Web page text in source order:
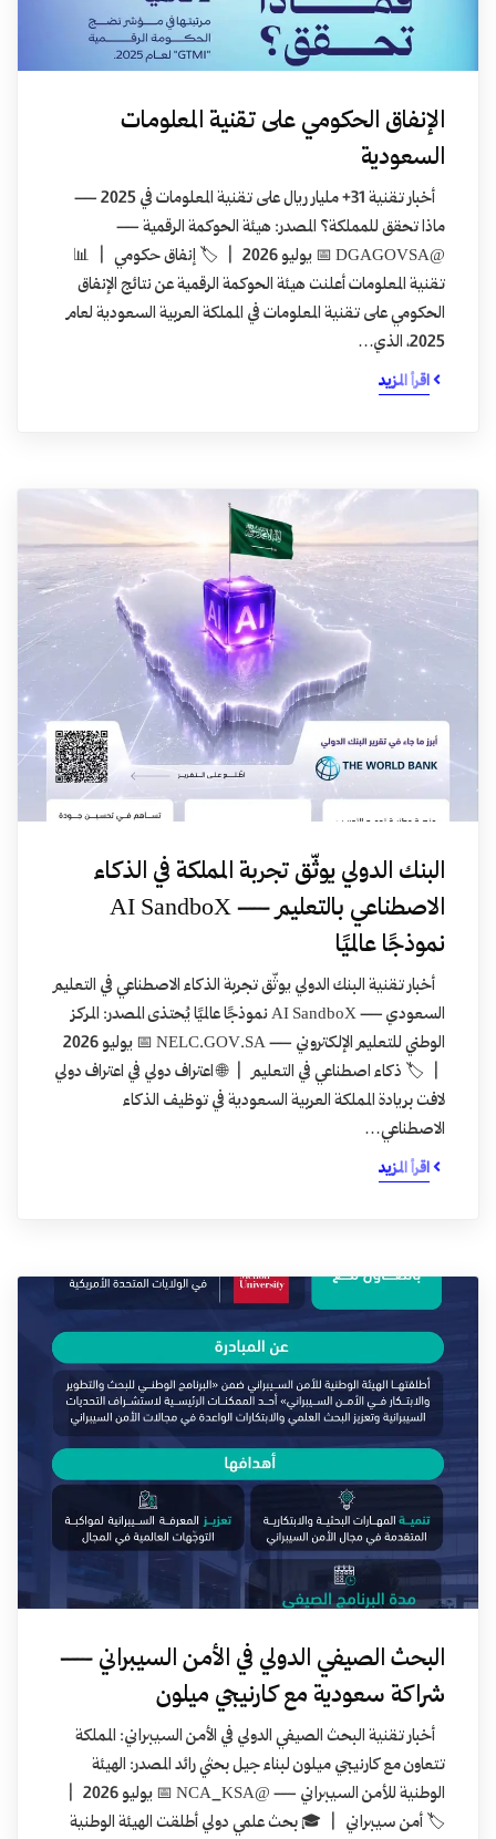
الإنفاق الحكومي على تقنية المعلومات
السعودية
أخبار تقنية 31+ مليار ريال على تقنية المعلومات في 2025 —
ماذا تحقق للمملكة؟ المصدر: هيئة الحوكمة الرقمية —
@DGAGOVSA 📅 يوليو 2026 | 🏷️ إنفاق حكومي | 📊
تقنية المعلومات أعلنت هيئة الحوكمة الرقمية عن نتائج الإنفاق
الحكومي على تقنية المعلومات في المملكة العربية السعودية لعام
2025، الذي…
اقرأ المزيد
البنك الدولي يوثّق تجربة المملكة في الذكاء
الاصطناعي بالتعليم — AI SandboX
نموذجًا عالميًا
أخبار تقنية البنك الدولي يوثّق تجربة الذكاء الاصطناعي في التعليم
السعودي — AI SandboX نموذجًا عالميًا يُحتذى المصدر: المركز
الوطني للتعليم الإلكتروني — NELC.GOV.SA 📅 يوليو 2026
| 🏷️ ذكاء اصطناعي في التعليم | 🌐 اعتراف دولي في اعتراف دولي
لافت بريادة المملكة العربية السعودية في توظيف الذكاء
الاصطناعي…
اقرأ المزيد
البحث الصيفي الدولي في الأمن السيبراني —
شراكة سعودية مع كارنيجي ميلون
أخبار تقنية البحث الصيفي الدولي في الأمن السيبراني: المملكة
تتعاون مع كارنيجي ميلون لبناء جيل بحثي رائد المصدر: الهيئة
الوطنية للأمن السيبراني — @NCA_KSA 📅 يوليو 2026 |
🏷️ أمن سيبراني | 🎓 بحث علمي دولي أطلقت الهيئة الوطنية